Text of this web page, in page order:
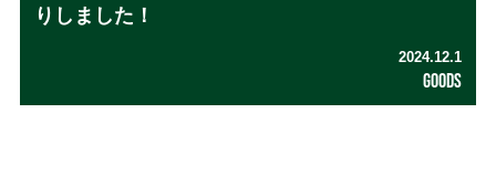
りしました！
2024.12.1
GOODS